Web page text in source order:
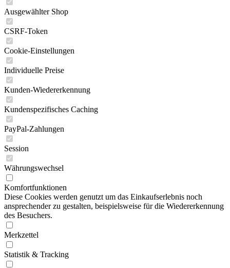
Ausgewählter Shop
CSRF-Token
Cookie-Einstellungen
Individuelle Preise
Kunden-Wiedererkennung
Kundenspezifisches Caching
PayPal-Zahlungen
Session
Währungswechsel
Komfortfunktionen
Diese Cookies werden genutzt um das Einkaufserlebnis noch
ansprechender zu gestalten, beispielsweise für die Wiedererkennung
des Besuchers.
Merkzettel
Statistik & Tracking